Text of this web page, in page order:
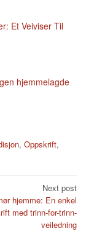
Et Veiviser Til
hjemmelagde
, Oppskrift,
Next post
hjemme: En enkel
med trinn-for-trinn-
veiledning